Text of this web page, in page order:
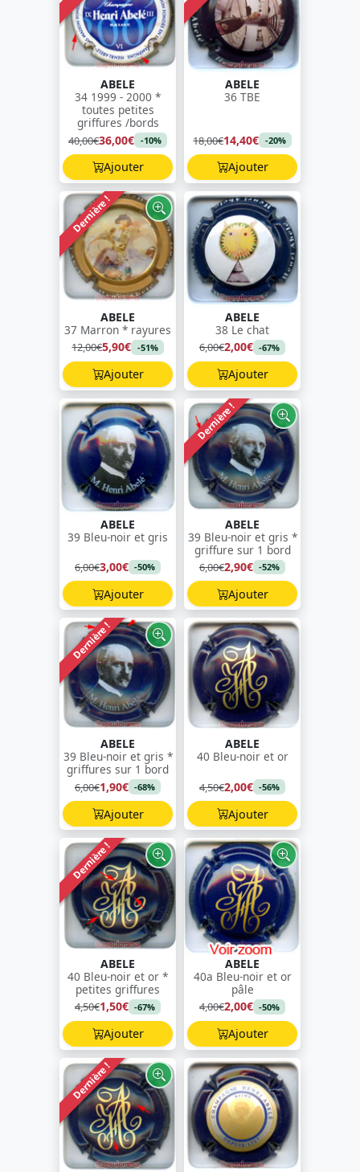
ABELE
34 1999 - 2000 *
toutes petites
griffures /bords
40,00€36,00€ -10%
Ajouter
ABELE
36 TBE
18,00€14,40€ -20%
Ajouter
Dernière !
ABELE
37 Marron * rayures
12,00€5,90€ -51%
Ajouter
ABELE
38 Le chat
6,00€2,00€ -67%
Ajouter
ABELE
39 Bleu-noir et gris
6,00€3,00€ -50%
Ajouter
Dernière !
ABELE
39 Bleu-noir et gris *
griffure sur 1 bord
6,00€2,90€ -52%
Ajouter
Dernière !
ABELE
39 Bleu-noir et gris *
griffures sur 1 bord
6,00€1,90€ -68%
Ajouter
ABELE
40 Bleu-noir et or
4,50€2,00€ -56%
Ajouter
Dernière !
ABELE
40 Bleu-noir et or *
petites griffures
4,50€1,50€ -67%
Ajouter
ABELE
40a Bleu-noir et or
pâle
4,00€2,00€ -50%
Ajouter
Dernière !